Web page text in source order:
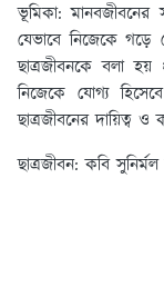
ভূমিকা:
যেভাবে নিজেকে
ছাত্রজীবনকে বলা হয়
নিজেকে যােগ্য
ছাত্রজীবনের দায়িত্ব
ছাত্রজীবন:কবি